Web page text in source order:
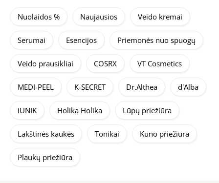
Nuolaidos % Naujausios Veido kremai
Serumai Esencijos Priemonės nuo spuogų
Veido prausikliai COSRX VT Cosmetics
MEDI-PEEL K-SECRET Dr.Althea d'Alba
iUNIK Holika Holika Lūpų priežiūra
Lakštinės kaukės Tonikai Kūno priežiūra
Plaukų priežiūra